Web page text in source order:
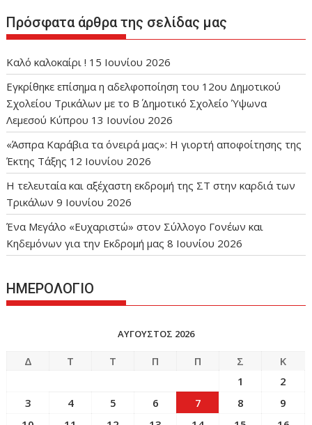
Πρόσφατα άρθρα της σελίδας μας
Καλό καλοκαίρι ! 15 Ιουνίου 2026
Εγκρίθηκε επίσημα η αδελφοποίηση του 12ου Δημοτικού
Σχολείου Τρικάλων με το Β΄ Δημοτικό Σχολείο Ύψωνα
Λεμεσού Κύπρου 13 Ιουνίου 2026
«Άσπρα Καράβια τα όνειρά μας»: Η γιορτή αποφοίτησης της
Έκτης Τάξης 12 Ιουνίου 2026
Η τελευταία και αξέχαστη εκδρομή της ΣΤ στην καρδιά των
Τρικάλων 9 Ιουνίου 2026
Ένα Μεγάλο «Ευχαριστώ» στον Σύλλογο Γονέων και
Κηδεμόνων για την Εκδρομή μας 8 Ιουνίου 2026
ΗΜΕΡΟΛΟΓΙΟ
ΑΎΓΟΥΣΤΟΣ 2026
Δ Τ Τ Π Π Σ
Κ
1
2
3
4 5 6 7 8
9